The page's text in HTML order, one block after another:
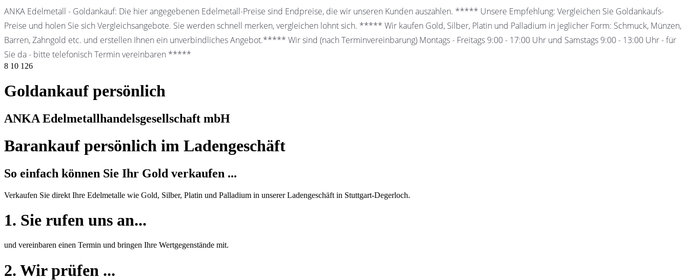
ANKA Edelmetall - Goldankauf: Die hier angegebenen Edelmetall-Preise sind Endpreise, die wir unseren Kunden auszahlen. ***** Unsere Empfehlung: Vergleichen Sie Goldankaufs-
Preise und holen Sie sich Vergleichsangebote. Sie werden schnell merken, vergleichen lohnt sich. ***** Wir kaufen Gold, Silber, Platin und Palladium in jeglicher Form: Schmuck, Münzen,
Barren, Zahngold etc. und erstellen Ihnen ein unverbindliches Angebot.***** Wir sind (nach Terminvereinbarung) Montags - Freitags 9:00 - 17:00 Uhr und Samstags 9:00 - 13:00 Uhr - für
Sie da - bitte telefonisch Termin vereinbaren *****
8 10 126
Goldankauf persönlich
ANKA Edelmetallhandelsgesellschaft mbH
Barankauf persönlich im Ladengeschäft
So einfach können Sie Ihr Gold verkaufen ...
Verkaufen Sie direkt Ihre Edelmetalle wie Gold, Silber, Platin und Palladium in unserer Ladengeschäft in Stuttgart-Degerloch.
1. Sie rufen uns an...
und vereinbaren einen Termin und bringen Ihre Wertgegenstände mit.
2. Wir prüfen ...